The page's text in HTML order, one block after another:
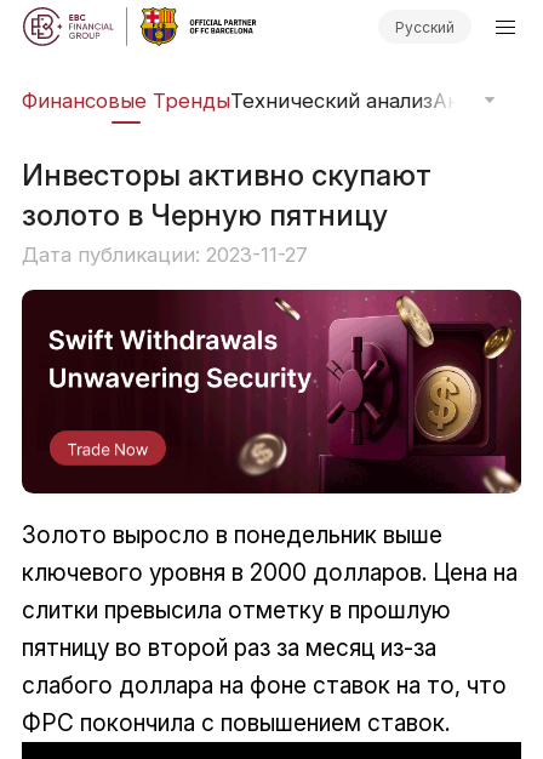
Русский
Финансовые ТрендыТехнический анализАнализ
Инвесторы активно скупают
золото в Черную пятницу
Дата публикации: 2023-11-27
Золото выросло в понедельник выше
ключевого уровня в 2000 долларов. Цена на
слитки превысила отметку в прошлую
пятницу во второй раз за месяц из-за
слабого доллара на фоне ставок на то, что
ФРС покончила с повышением ставок.